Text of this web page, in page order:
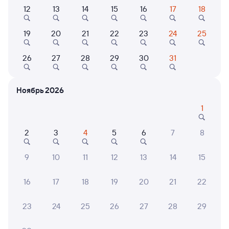
Озеро-Карачинское
из Новосибирска-Главного
15:00 16:12
2 д 3 ч 12 м в пути
Маршрут
Плацкарт
от 5 ⁠818 ⁠₽
Купе
5 ⁠876 ⁠₽
Выберите дату
Самый быстрый
12 13 14 15 16 17 18
19 20 21 22 23 24 25
26 27 28 29 30 31
Ноябрь 2026
1
2 3 4 5 6 7 8
9 10 11 12 13 14 15
16 17 18 19 20 21 22
23 24 25 26 27 28 29